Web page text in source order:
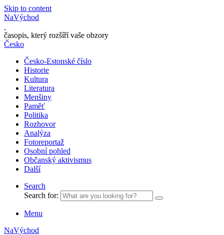
Skip to content
NaVýchod
časopis, který rozšíří vaše obzory
Česko
Česko-Estonské číslo
Historie
Kultura
Literatura
Menšiny
Paměť
Politika
Rozhovor
Analýza
Fotoreportaž
Osobní pohled
Občanský aktivismus
Další
Search
Search for:
Menu
NaVýchod